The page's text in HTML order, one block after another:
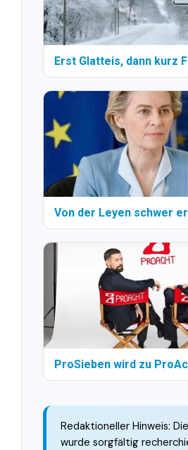
Erst Glatteis, dann kurz
Von der Leyen schwer
ProSieben wird zu
Redaktioneller Hinweis:
wurde sorgfältig